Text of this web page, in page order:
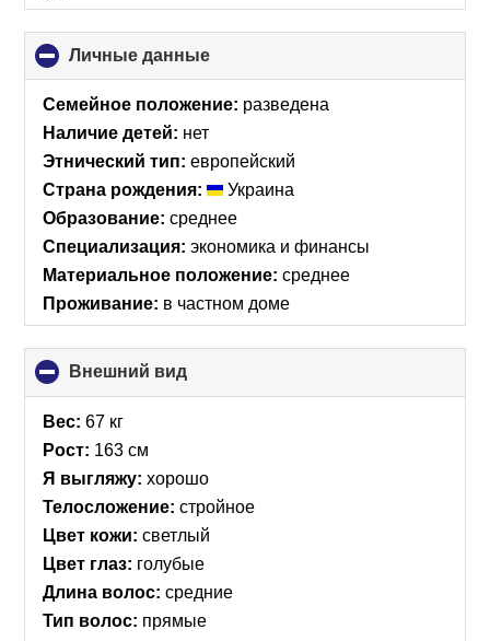
Личные данные
to
collapse
Семейное положение: разведена
Наличие детей: нет
Этнический тип: европейский
Страна рождения:
Украина
Образование: среднее
Специализация: экономика и финансы
Материальное положение: среднее
Проживание: в частном доме
Внешний вид
to
Вес: 67 кг
Рост: 163 см
Я выгляжу: хорошо
Телосложение: стройное
Цвет кожи: светлый
Цвет глаз: голубые
Длина волос: средние
Тип волос: прямые